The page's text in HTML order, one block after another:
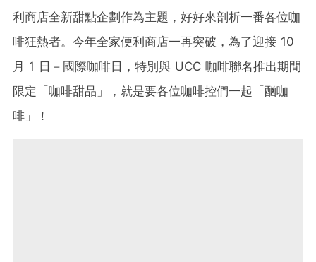
利商店全新甜點企劃作為主題，好好來剖析一番各位咖
啡狂熱者。今年全家便利商店一再突破，為了迎接 10
月 1 日－國際咖啡日，特別與 UCC 咖啡聯名推出期間
限定「咖啡甜品」，就是要各位咖啡控們一起「酗咖
啡」！